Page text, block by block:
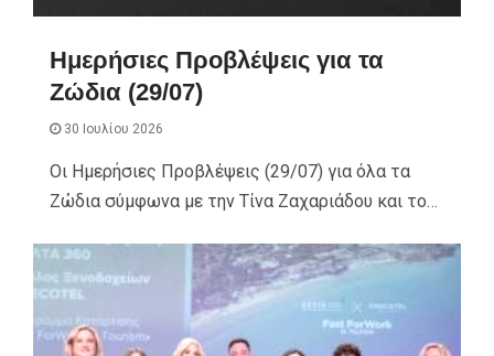
Ημερήσιες Προβλέψεις για τα
Ζώδια (29/07)
30 Ιουλίου 2026
Οι Ημερήσιες Προβλέψεις (29/07) για όλα τα
Ζώδια σύμφωνα με την Τίνα Ζαχαριάδου και το…